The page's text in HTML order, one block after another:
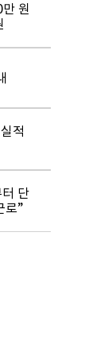
원
적
단
로”